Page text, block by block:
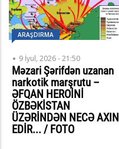
ARAŞDIRMA
9 İyul, 2026 - 21:50
Məzari Şərifdən uzanan
narkotik marşrutu –
ƏFQAN HEROİNİ
ÖZBƏKİSTAN
ÜZƏRİNDƏN NECƏ AXIN
EDİR... / FOTO